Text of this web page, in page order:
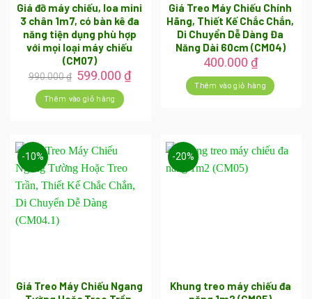
Giá đỡ máy chiếu, loa mini
3 chân 1m7, có bàn kê đa
năng tiện dụng phù hợp
với mọi loại máy chiếu
(CM07)
990.000₫ Giá
gốc
là:
990.000 ₫.
599.000 ₫Giá
Thêm vào giỏ hàng
Giá Treo Máy Chiếu Chính
Hãng, Thiết Kế Chắc Chắn,
Di Chuyển Dễ Dàng Đa
Năng Dài 60cm (CM04)
400.000 ₫
Thêm vào giỏ hàng
-10%
Giá Treo Máy Chiếu Ngang
-20%
Khung treo máy chiếu đa